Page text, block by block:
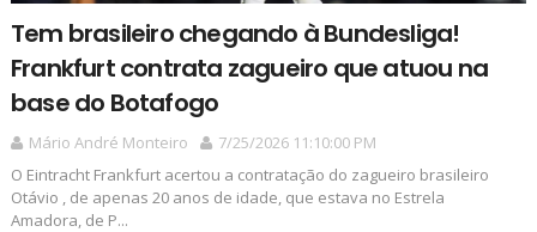
Tem brasileiro chegando à Bundesliga!
Frankfurt contrata zagueiro que atuou na
base do Botafogo
Mário André Monteiro
7/25/2026 11:10:00 PM
O Eintracht Frankfurt acertou a contratação do zagueiro brasileiro
Otávio , de apenas 20 anos de idade, que estava no Estrela
Amadora, de P...